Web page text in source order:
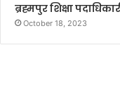
ब्रह्मपुर शिक्षा
October 18, 2023